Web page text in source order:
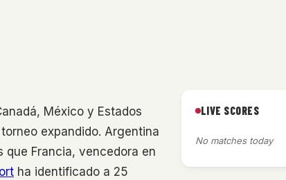
México y Estados
expandido. Argentina
que Francia, vencedora en
ha identificado a 25
LIVE SCORES
No matches today